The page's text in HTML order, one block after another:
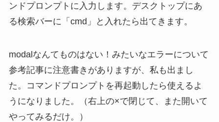
ンドプロンプトに入力します。デスクトップにあ
る検索バーに「cmd」と入れたら出てきます。
modalなんてものはない！みたいなエラーについて
参考記事に注意書きがありますが、私も出まし
た。コマンドプロンプトを再起動したら使えるよ
うになりました。（右上の×で閉じて、また開いて
やってみるだけ。）